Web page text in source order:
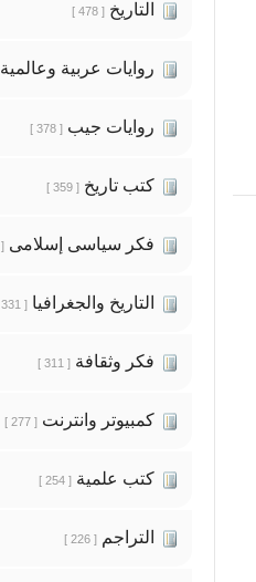
التاريخ [ 478 ]
روايات عربية وعالمية
روايات جيب [ 378 ]
كتب تاريخ [ 359 ]
فكر سياسى إسلامى [ 356 ]
التاريخ والجغرافيا [ 331 ]
فكر وثقافة [ 311 ]
كمبيوتر وانترنت [ 277 ]
كتب علمية [ 254 ]
التراجم [ 226 ]